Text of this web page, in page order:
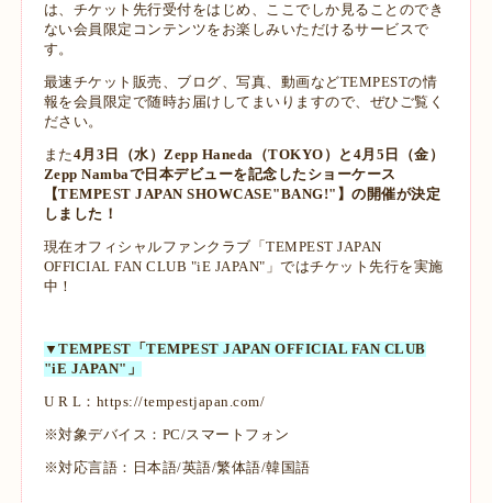
は、チケット先行受付をはじめ、ここでしか見ることのでき
ない会員限定コンテンツをお楽しみいただけるサービスで
す。
最速チケット販売、ブログ、写真、動画などTEMPESTの情
報を会員限定で随時お届けしてまいりますので、ぜひご覧く
ださい。
また4月3日（水）Zepp Haneda（TOKYO）と4月5日（金）
Zepp Nambaで日本デビューを記念したショーケース
【TEMPEST JAPAN SHOWCASE"BANG!"】の開催が決定
しました！
現在オフィシャルファンクラブ「TEMPEST JAPAN
OFFICIAL FAN CLUB "iE JAPAN"」ではチケット先行を実施
中！
▼TEMPEST「TEMPEST JAPAN OFFICIAL FAN CLUB
"iE JAPAN"」
U R L： https://tempestjapan.com/
※対象デバイス：PC/スマートフォン
※対応言語：日本語/英語/繁体語/韓国語